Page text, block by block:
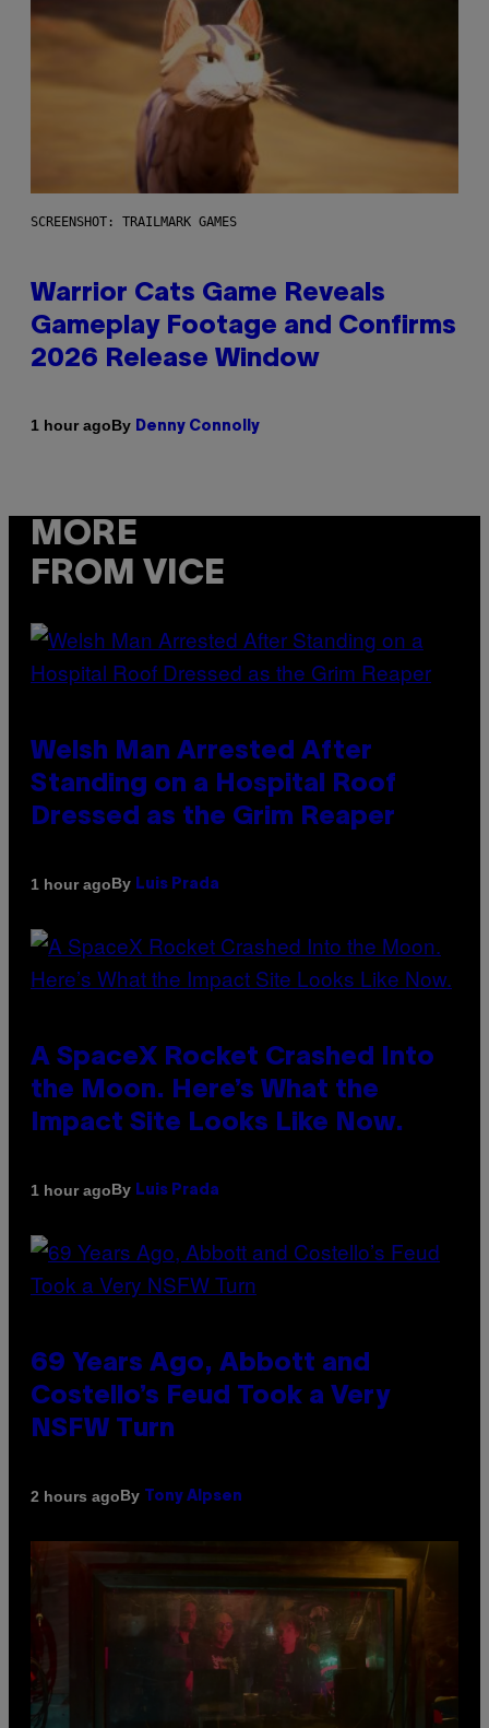
SCREENSHOT: TRAILMARK GAMES
Warrior Cats Game Reveals
Gameplay Footage and Confirms
2026 Release Window
1 hour agoBy Denny Connolly
MORE
FROM VICE
Welsh Man Arrested After
Standing on a Hospital Roof
Dressed as the Grim Reaper
1 hour agoBy Luis Prada
A SpaceX Rocket Crashed Into
the Moon. Here’s What the
Impact Site Looks Like Now.
1 hour agoBy Luis Prada
69 Years Ago, Abbott and
Costello’s Feud Took a Very
NSFW Turn
2 hours agoBy Tony Alpsen